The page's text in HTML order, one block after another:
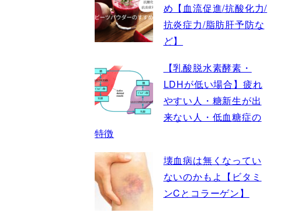
め【血流促進/抗酸化力/
抗炎症力/脂肪肝予防な
ど】
【乳酸脱水素酵素・
LDHが低い場合】疲れ
やすい人・糖新生が出
来ない人・低血糖症の
特徴
壊血病は無くなってい
ないのかもよ【ビタミ
ンCとコラーゲン】